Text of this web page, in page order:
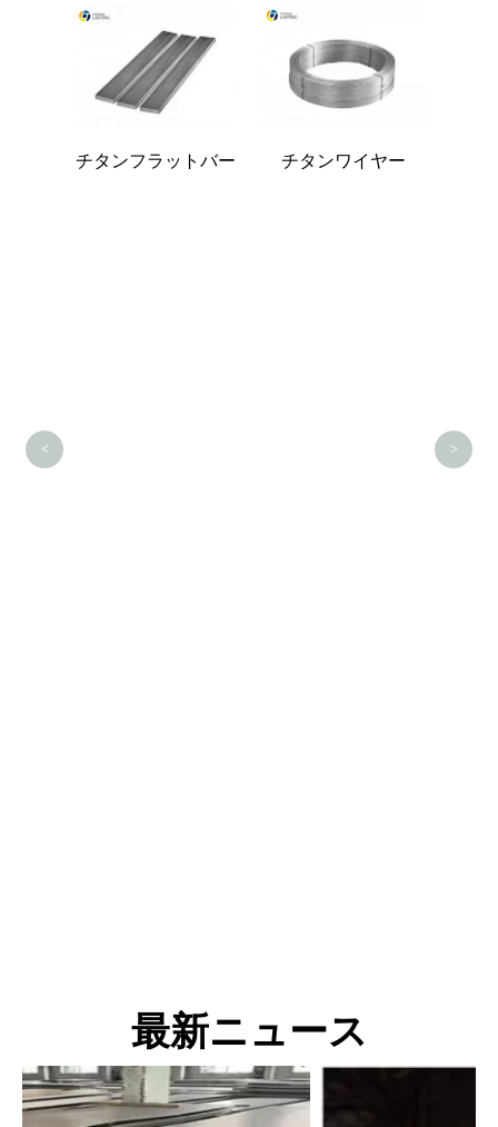
チタンフラットバー チタンワイヤー
< >
最新ニュース